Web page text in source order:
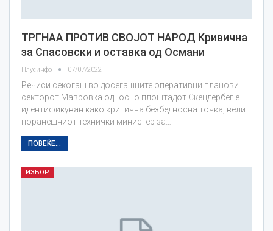
ТРГНАА ПРОТИВ СВОЈОТ НАРОД Кривична
за Спасовски и оставка од Османи
Плусинфо 07/07/2022
Речиси секогаш во досегашните оперативни планови
секторот Мавровка односно плоштадот Скендербег е
идентификуван како критична безбедносна точка, вели
поранешниот технички министер за…
ПОВЕЌЕ...
ИЗБОР